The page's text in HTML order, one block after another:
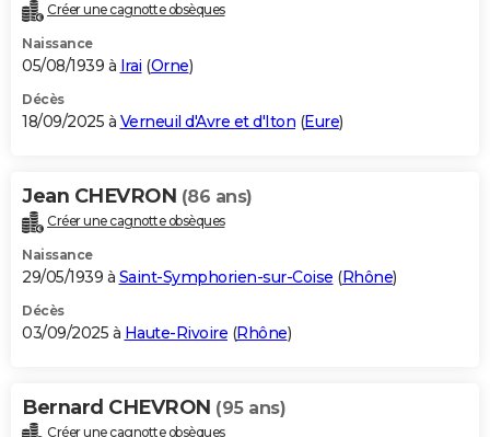
Créer une cagnotte obsèques
Naissance
05/08/1939 à Irai (Orne)
Décès
18/09/2025 à Verneuil d'Avre et d'Iton (Eure)
Jean CHEVRON (86 ans)
Créer une cagnotte obsèques
Naissance
29/05/1939 à Saint-Symphorien-sur-Coise (Rhône)
Décès
03/09/2025 à Haute-Rivoire (Rhône)
Bernard CHEVRON (95 ans)
Créer une cagnotte obsèques